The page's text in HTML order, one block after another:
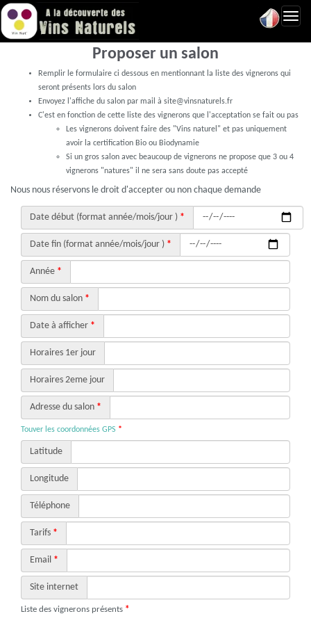
Proposer un salon
Remplir le formulaire ci dessous en mentionnant la liste des vignerons qui
seront présents lors du salon
Envoyez l'affiche du salon par mail à site@vinsnaturels.fr
C'est en fonction de cette liste des vignerons que l'acceptation se fait ou pas
Les vignerons doivent faire des "Vins naturel" et pas uniquement
avoir la certification Bio ou Biodynamie
Si un gros salon avec beaucoup de vignerons ne propose que 3 ou 4
vignerons "natures" il ne sera sans doute pas accepté
Nous nous réservons le droit d'accepter ou non chaque demande
Date début (format année/mois/jour ) *
Date fin (format année/mois/jour ) *
Année *
Nom du salon *
Date à afficher *
Horaires 1er jour
Horaires 2eme jour
Adresse du salon *
Touver les coordonnées GPS *
Latitude
Longitude
Téléphone
Tarifs *
Email *
Site internet
Liste des vignerons présents *